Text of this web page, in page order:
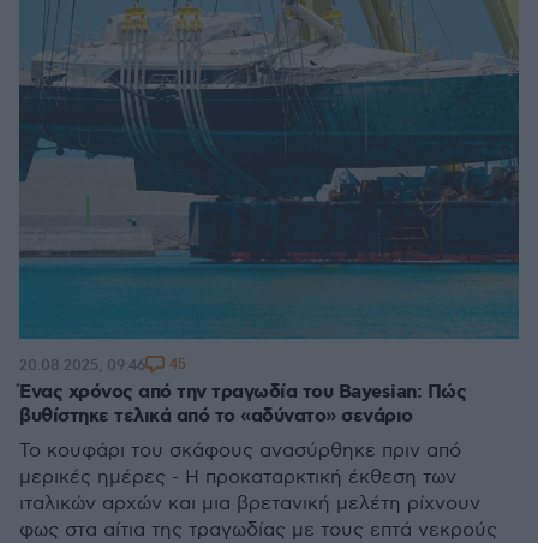
Ένας χρόνος από την τραγωδία του Bayesian: Πώς
βυθίστηκε τελικά από το «αδύνατο» σενάριο
Το κουφάρι του σκάφους ανασύρθηκε πριν από
μερικές ημέρες - Η προκαταρκτική έκθεση των
ιταλικών αρχών και μια βρετανική μελέτη ρίχνουν
φως στα αίτια της τραγωδίας με τους επτά νεκρούς
20.08.2025, 09:46 45